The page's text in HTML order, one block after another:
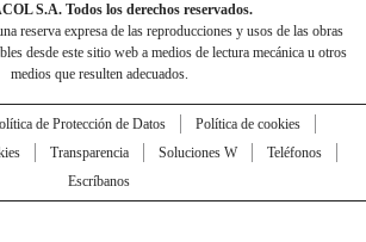
S.A. Todos los derechos reservados.
reserva expresa de las reproducciones y usos de las obras
desde este sitio web a medios de lectura mecánica u otros
medios que resulten adecuados.
de Protección de Datos
Política de cookies
Transparencia Soluciones W
Teléfonos
Escríbanos